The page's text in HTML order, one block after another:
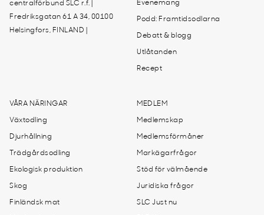
centralförbund SLC r.f. |
Fredriksgatan 61 A 34, 00100
Helsingfors, FINLAND |
Evenemang
Podd: Framtidsodlarna
Debatt & blogg
Utlåtanden
Recept
VÅRA NÄRINGAR
Växtodling
Djurhållning
Trädgårdsodling
Ekologisk produktion
Skog
Finländsk mat
MEDLEM
Medlemskap
Medlemsförmåner
Markägarfrågor
Stöd för välmående
Juridiska frågor
SLC Just nu